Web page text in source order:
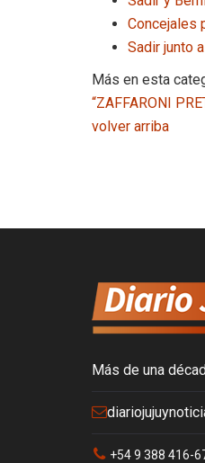
Concejales
Sadir junto
Más en esta
“ZAFFARONI
volver arriba
Más de una
+54 9 388 416-